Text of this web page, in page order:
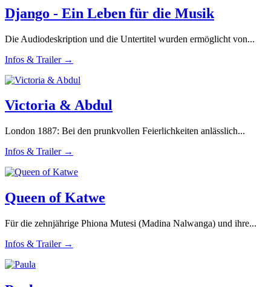
Django - Ein Leben für die Musik
Die Audiodeskription und die Untertitel wurden ermöglicht von...
Infos & Trailer →
Victoria & Abdul
London 1887: Bei den prunkvollen Feierlichkeiten anlässlich...
Infos & Trailer →
Queen of Katwe
Für die zehnjährige Phiona Mutesi (Madina Nalwanga) und ihre...
Infos & Trailer →